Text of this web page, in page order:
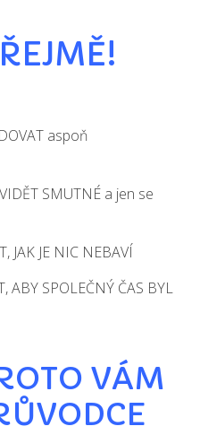
aspoň
SMUTNÉ a jen se
JAK JE NIC NEBAVÍ
ABY SPOLEČNÝ ČAS BYL
VÁM